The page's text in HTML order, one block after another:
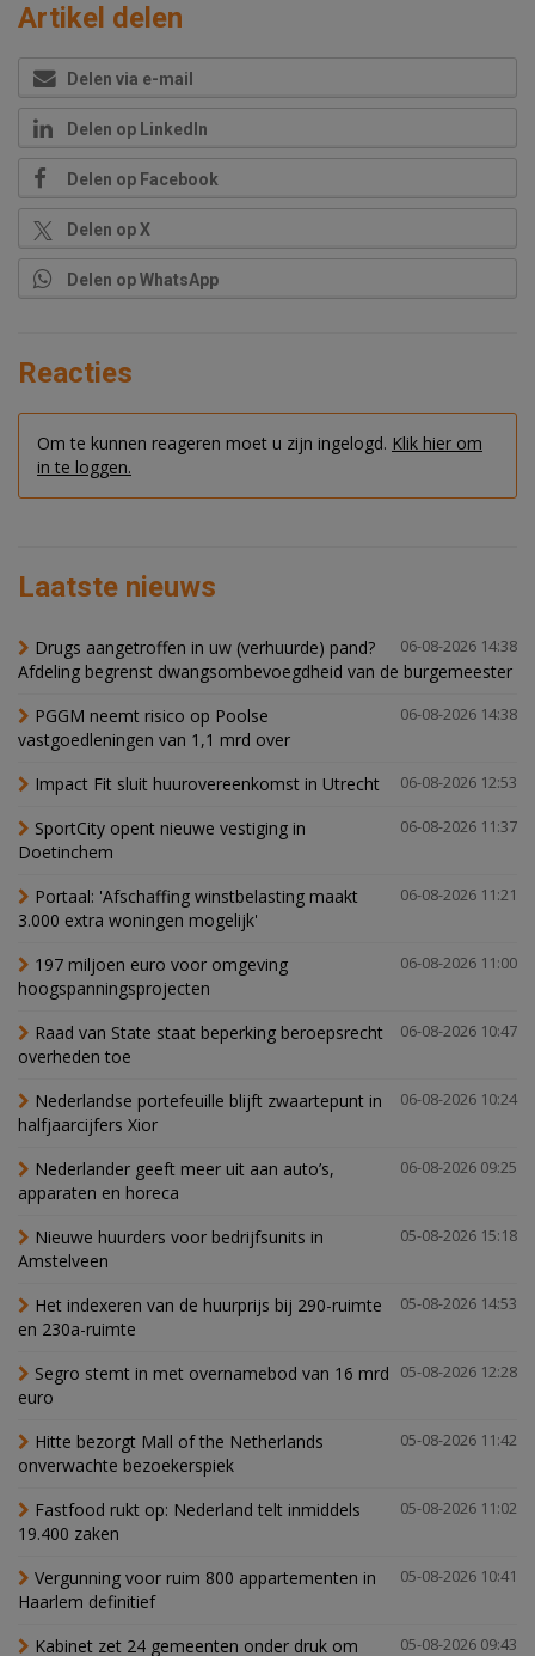
Artikel delen
Delen via e-mail
Delen op LinkedIn
Delen op Facebook
Delen op X
Delen op WhatsApp
Reacties
Om te kunnen reageren moet u zijn ingelogd. Klik hier om
in te loggen.
Laatste nieuws
06-08-2026 14:38
Drugs aangetroffen in uw (verhuurde) pand?
Afdeling begrenst dwangsombevoegdheid van de burgemeester
06-08-2026 14:38
PGGM neemt risico op Poolse
vastgoedleningen van 1,1 mrd over
06-08-2026 12:53
Impact Fit sluit huurovereenkomst in Utrecht
06-08-2026 11:37
SportCity opent nieuwe vestiging in
Doetinchem
06-08-2026 11:21
Portaal: 'Afschaffing winstbelasting maakt
3.000 extra woningen mogelijk'
06-08-2026 11:00
197 miljoen euro voor omgeving
hoogspanningsprojecten
06-08-2026 10:47
Raad van State staat beperking beroepsrecht
overheden toe
06-08-2026 10:24
Nederlandse portefeuille blijft zwaartepunt in
halfjaarcijfers Xior
06-08-2026 09:25
Nederlander geeft meer uit aan auto’s,
apparaten en horeca
05-08-2026 15:18
Nieuwe huurders voor bedrijfsunits in
Amstelveen
05-08-2026 14:53
Het indexeren van de huurprijs bij 290-ruimte
en 230a-ruimte
05-08-2026 12:28
Segro stemt in met overnamebod van 16 mrd
euro
05-08-2026 11:42
Hitte bezorgt Mall of the Netherlands
onverwachte bezoekerspiek
05-08-2026 11:02
Fastfood rukt op: Nederland telt inmiddels
19.400 zaken
05-08-2026 10:41
Vergunning voor ruim 800 appartementen in
Haarlem definitief
05-08-2026 09:43
Kabinet zet 24 gemeenten onder druk om